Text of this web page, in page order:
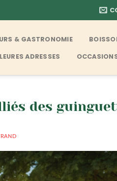
& GASTRONOMIE
ADRESSES
des